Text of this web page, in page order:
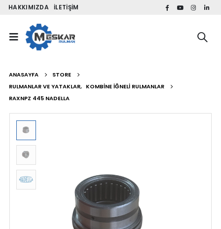
HAKKIMIZDA İLETIŞIM
ANASAYFA
STORE
RULMANLAR VE YATAKLAR, KOMBINE İĞNELI RULMANLAR
RAXNPZ 445 NADELLA